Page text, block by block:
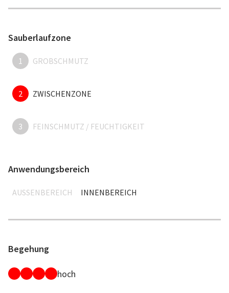
Sauberlaufzone
1 GROBSCHMUTZ
2 ZWISCHENZONE
3 FEINSCHMUTZ / FEUCHTIGKEIT
Anwendungsbereich
AUSSENBEREICH INNENBEREICH
Begehung
hoch